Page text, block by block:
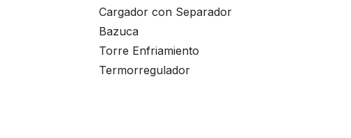
Cargador con Separador
Bazuca
Torre Enfriamiento
Termorregulador